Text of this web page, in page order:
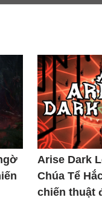
Arise Dark
Chúa Tể
chiến thuật